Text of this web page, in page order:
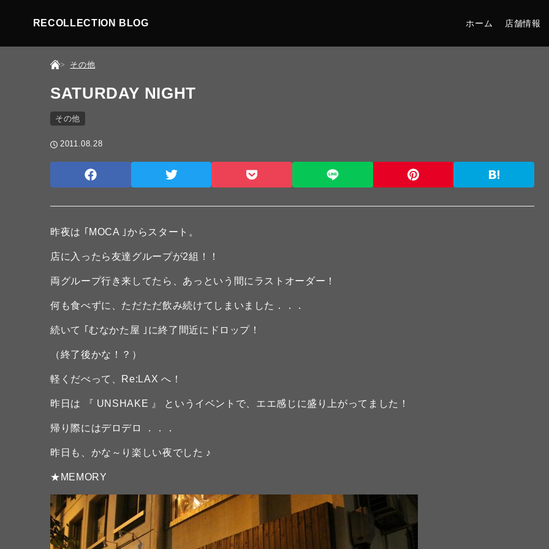
RECOLLECTION BLOG ホーム 店舗情報
その他
SATURDAY NIGHT
その他
2011.08.28
昨夜は ｢MOCA ｣からスタート。
店に入ったら友達グループが2組！！
両グループ行き来してたら、あっという間にラストオーダー！
何も食べずに、ただただ飲み続けてしまいました．．．
続いて ｢むなかた屋 ｣に終了間近にドロップ！
（終了後かな！？）
軽くだべって、Re:LAX へ！
昨日は 『 UNSHAKE 』 というイベントで、エエ感じに盛り上がってました！
帰り際にはデロデロ ．．．
昨日も、かな～り楽しい夜でした ♪
★MEMORY